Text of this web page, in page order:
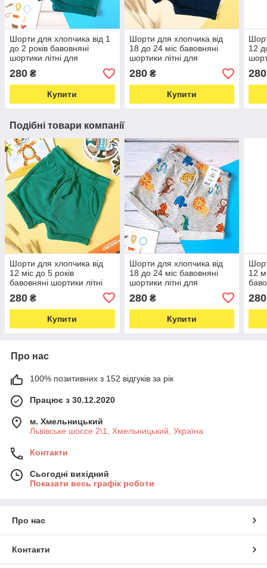
Шорти для хлопчика від 1
до 2 років бавовняні
шортики літні для
116см
280 ₴
Купити
Шорти для хлопчика від
18 до 24 міс бавовняні
шортики літні для
хлопчиків джордж 86-92см
280₴
Купити
12
280
Подібні товари компанії
Шорти для хлопчика від
12 міс до 5 років
бавовняні шортики літні
для хлопчиків джордж 86-
92см
280 ₴
Купити
Шорти для хлопчика від
18 до 24 міс бавовняні
шортики літні для
хлопчиків джордж 86-92см
280₴
Купити
12
280
Про нас
100% позитивних з 152 відгуків за рік
Працює з 30.12.2020
м. Хмельницький
Львівське шоссе 2\1, Хмельницький, Україна
Контакти
Сьогодні вихідний
Показати весь графік роботи
Про нас
Контакти